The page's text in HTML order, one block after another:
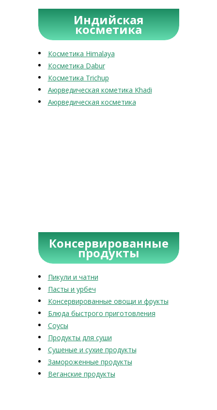
Индийская
косметика
Косметика Himalaya
Косметика Dabur
Косметика Trichup
Аюрведическая кометика Khadi
Аюрведическая косметика
Консервированные
продукты
Пикули и чатни
Пасты и урбеч
Консервированные овощи и фрукты
Блюда быстрого приготовления
Соусы
Продукты для суши
Сушеные и сухие продукты
Замороженные продукты
Веганские продукты